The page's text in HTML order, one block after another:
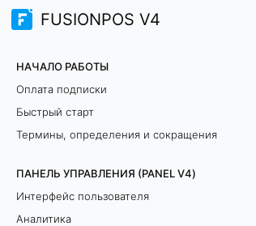
FUSIONPOS V4
НАЧАЛО РАБОТЫ
Оплата подписки
Быстрый старт
Термины, определения и сокращения
ПАНЕЛЬ УПРАВЛЕНИЯ (PANEL V4)
Интерфейс пользователя
Аналитика